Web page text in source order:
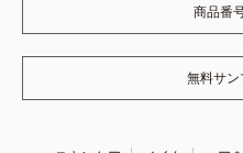
商品番
無料サ